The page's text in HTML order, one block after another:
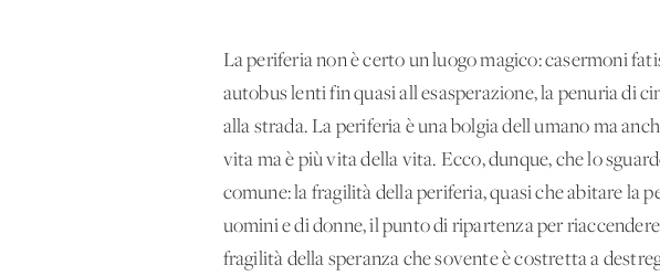
La periferia non è certo un luogo magico: casermoni
autobus lenti fin quasi all'esasperazione, la penuria di
alla strada. La periferia è una bolgia dell'umano ma
vita ma è più vita della vita. Ecco, dunque, che lo
comune: la fragilità della periferia, quasi che abitare la
uomini e di donne, il punto di ripartenza per
fragilità della speranza che sovente è costretta a